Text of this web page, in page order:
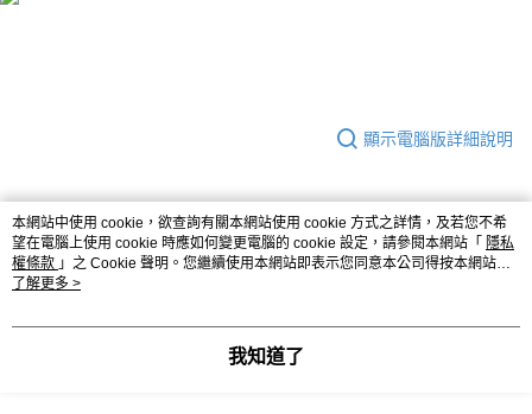
每筆NT$150
顯示電腦版詳細說明
商品規格
材質 已塗裝靜態完成品
客服
本網站中使用 cookie，欲查詢有關本網站使用 cookie 方式之詳情，及若您不希
望在電腦上使用 cookie 時應如何變更電腦的 cookie 設定，請參閱本網站「 隱私
權條款 」之 Cookie 聲明。您繼續使用本網站即表示您同意本公司得按本網站使
用條款之 Cookie 聲明使用 cookie。
了解更多 >
我知道了